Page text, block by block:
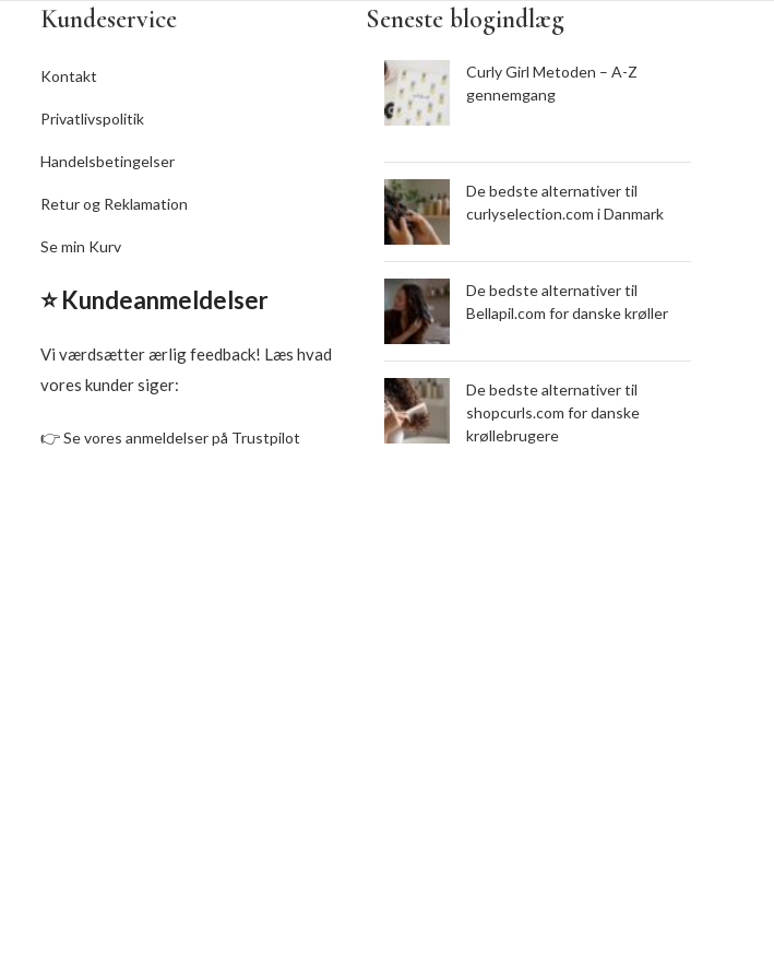
aloe vera og olie fra
OBS. Innersense er igang med et
59ml flasker til tuber! Nogle gange
Indeholder risbranolie, avokadoolie,
aloe vera og grøn te-ekstrakt
Indeholder fugt og protein.
skifte deres travel størrelser fra
59ml flasker til tuber! Nogle gange
får vi sæt med flasker, andre gange
Kundeservice
Kontakt
Privatlivspolitik
Handelsbetingelser
Retur og Reklamation
Se min Kurv
⭐ Kundeanmeldelser
Vi værdsætter ærlig feedback! Læs hvad
vores kunder siger:
👉Se vores anmeldelser på Trustpilot
Seneste blogindlæg
Curly Girl Metoden – A-Z
gennemgang
De bedste alternativer til
curlyselection.com i Danmark
De bedste alternativer til
Bellapil.com for danske krøller
De bedste alternativer til
shopcurls.com for danske
krøllebrugere